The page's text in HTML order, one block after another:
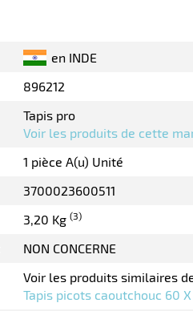
en INDE
896212
Tapis pro
Voir les produits de cette
1 pièce A(u) Unité
3700023600511
3,20 Kg (3)
NON CONCERNE
Voir les produits similaires
Tapis picots caoutchouc 60